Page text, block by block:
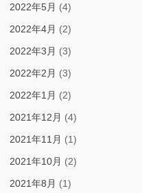
2022年5月 (4)
2022年4月 (2)
2022年3月 (3)
2022年2月 (3)
2022年1月 (2)
2021年12月 (4)
2021年11月 (1)
2021年10月 (2)
2021年8月 (1)